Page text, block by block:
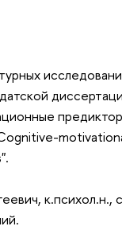
к.психол.н.,